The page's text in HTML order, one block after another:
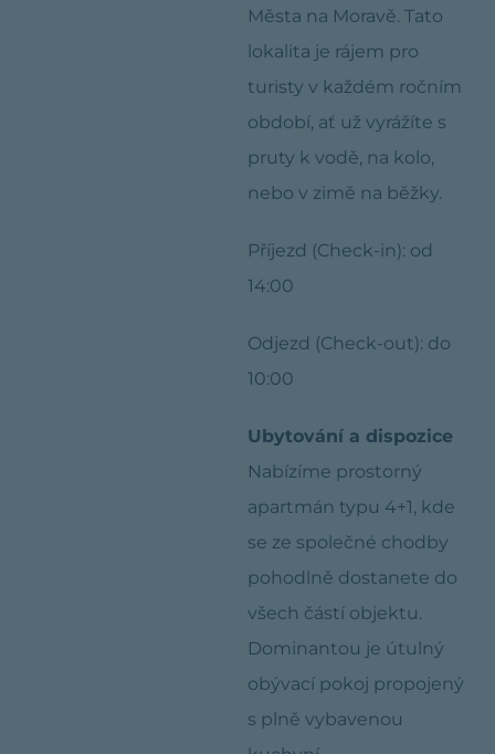
Města na Moravě. Tato
lokalita je rájem pro
turisty v každém ročním
období, ať už vyrážíte s
pruty k vodě, na kolo,
nebo v zimě na běžky.
Příjezd (Check-in): od
14:00
Odjezd (Check-out): do
10:00
Ubytování a dispozice
Nabízíme prostorný
apartmán typu 4+1, kde
se ze společné chodby
pohodlně dostanete do
všech částí objektu.
Dominantou je útulný
obývací pokoj propojený
s plně vybavenou